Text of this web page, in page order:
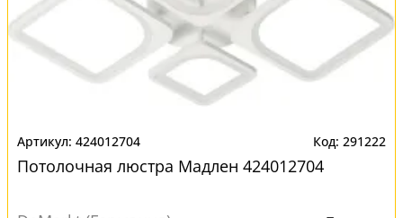
424012704 291222
Потолочная люстра Мадлен 424012704